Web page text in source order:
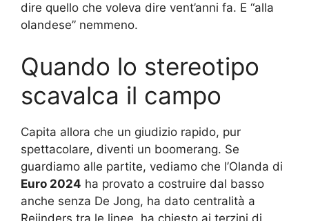
dire quello che voleva dire vent’anni fa. E “alla
olandese” nemmeno.
Quando lo stereotipo
scavalca il campo
Capita allora che un giudizio rapido, pur
spettacolare, diventi un boomerang. Se
guardiamo alle partite, vediamo che l’Olanda di
Euro 2024 ha provato a costruire dal basso
anche senza De Jong, ha dato centralità a
Reijnders tra le linee, ha chiesto ai terzini di